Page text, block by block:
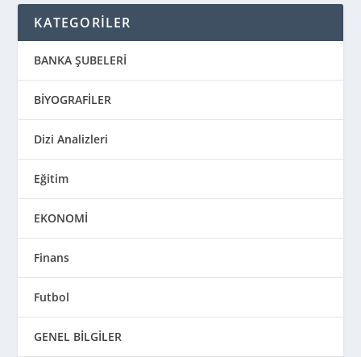
KATEGORİLER
BANKA ŞUBELERİ
BİYOGRAFİLER
Dizi Analizleri
Eğitim
EKONOMİ
Finans
Futbol
GENEL BİLGİLER